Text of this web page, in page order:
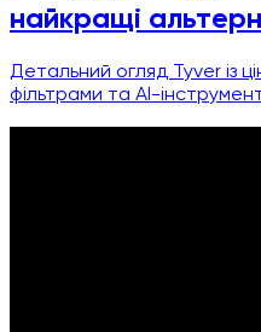
найкращі
Детальний огляд Tyver із
фільтрами та AI-